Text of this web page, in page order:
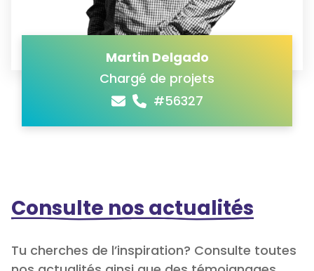
Martin Delgado
Chargé de projets
#56327
Consulte nos actualités
Tu cherches de l’inspiration? Consulte toutes